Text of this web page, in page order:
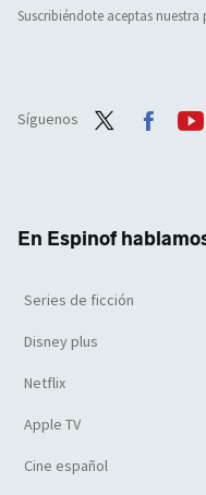
Suscribiéndote aceptas nuestra
Síguenos
En Espinof
Series de ficción
Disney plus
Netflix
Apple TV
Cine español